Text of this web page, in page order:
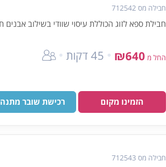
חבילה מס 712542
חבילת ספא לזוג הכוללת עיסוי שוודי בשילוב אבנים חמות למשך 45 דקות כוללת כוס יין וכיבוד קל
החל מ ₪640 45 דקות
הזמינו מקום רכישת שובר מתנה
חבילה מס 712543